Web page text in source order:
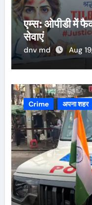
एम्स: ओपीडी में
सेवाएं
dnv md Aug
Crime अपना शहर